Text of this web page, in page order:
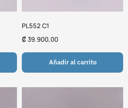
PL552 C1
₡39.900,00
Añadir al carrito